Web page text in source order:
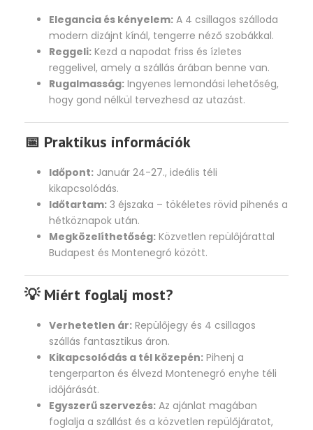
Elegancia és kényelem: A 4 csillagos szálloda
modern dizájnt kínál, tengerre néző szobákkal.
Reggeli: Kezd a napodat friss és ízletes
reggelivel, amely a szállás árában benne van.
Rugalmasság: Ingyenes lemondási lehetőség,
hogy gond nélkül tervezhesd az utazást.
📅 Praktikus információk
Időpont: Január 24-27., ideális téli
kikapcsolódás.
Időtartam: 3 éjszaka – tökéletes rövid pihenés a
hétköznapok után.
Megközelíthetőség: Közvetlen repülőjárattal
Budapest és Montenegró között.
💡 Miért foglalj most?
Verhetetlen ár: Repülőjegy és 4 csillagos
szállás fantasztikus áron.
Kikapcsolódás a tél közepén: Pihenj a
tengerparton és élvezd Montenegró enyhe téli
időjárását.
Egyszerű szervezés: Az ajánlat magában
foglalja a szállást és a közvetlen repülőjáratot,